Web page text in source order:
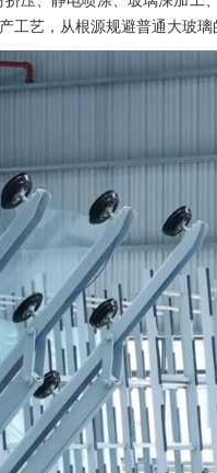
艺，从根源规避普通大玻璃